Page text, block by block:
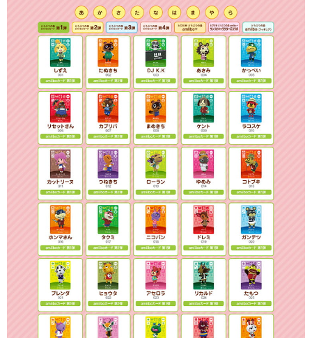
2.基於同意付款使用「大哥付你分期」之契約關係目的，商店將以您的個人
資料（包含姓名、電話或地址）提供予台灣大哥大進項蒐集、處理及利用，
由本公司與您本人進行分期帳單所需資料之確認、核對及更正。
3.完整用戶服務條款，請詳閱以下連結： https://oppay.tw/userRule
※ 交易是否成功請以「AFTEE先享後付 」之結帳頁面顯示為準，若有關於
是否繳費成功／繳費後需取消欲退款等相關疑問，請聯繫「AFTEE先享後付
客戶支援中心」https://netprotections.freshdesk.com/support/home
【注意事項】
１．透過由恩沛科技股份有限公司提供之「AFTEE先享後付」服務完成之交
易，需依本服務之必要範圍內提供個人資料，並將交易相關給付款項請求債
權轉讓予恩沛科技股份有限公司。
２．關於個人資料處理事宜，請瀏覽以下網址：
https://aftee.tw/terms/#terms3
３．未成年的使用者請事先徵得法定代理人或監護人之同意方可使用
「AFTEE先享後付」，若未經同意申辦者引起之損失，本公司不負相關責
４．使用「AFTEE先享後付」時，將依據個別帳號之用戶狀況，依本公司即
時審查核予不同之上限額度；若仍有額度不足之情形，本公司將視審查結果
請求用戶進行身份認證。
５．嚴禁一人註冊多個帳號或使用他人資訊註冊。若發現惡意使用之情形，
恩沛科技股份有限公司將有權停止該用戶之使用額度並採取法律行動。
每筆NT$55，滿NT$1,390(含以上)免運費
7-11付款取貨
每筆NT$60，滿NT$1,490(含以上)免運費
付款後7-11取貨
每筆NT$55，滿NT$1,390(含以上)免運費
每筆NT$200